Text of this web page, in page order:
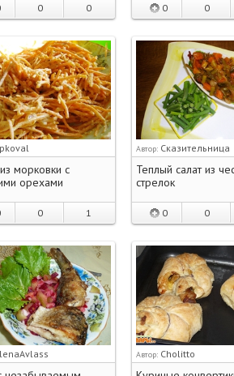
0 0 0 0
морковки с
орехами
0 1
Автор: Сказительница
Теплый салат из
стрелок
0 0
Автор: Cholitto